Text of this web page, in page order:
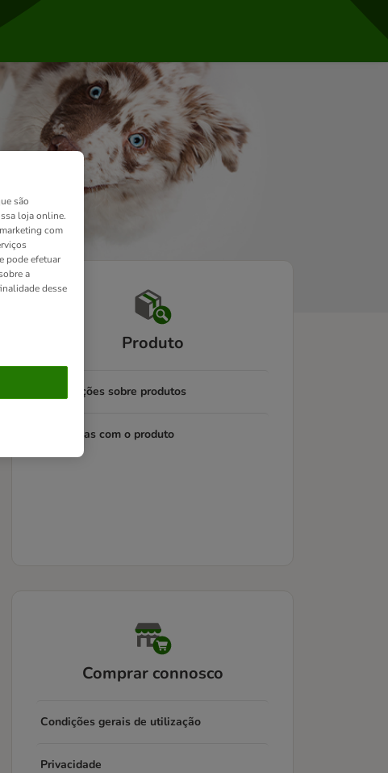
Produto
Informações sobre produtos
Problemas com o produto
Comprar connosco
Condições gerais de utilização
Privacidade
são
loja online.
com
pode efetuar
a
desse